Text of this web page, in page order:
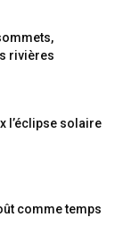
rivières
l’éclipse solaire
comme temps